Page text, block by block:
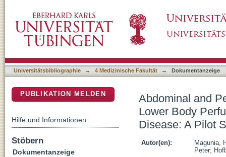
Surgical Repair of Congenital Heart
Universitätsbibliographie → 4 Medizinische Fakultät → Dokumentanzeige
Abdominal and
Lower Body
Disease: A Pilot
Autor(en):
Magunia,
Peter;
PUBLIKATION MELDEN
Hilfe und Informationen
Stöbern
Dokumentanzeige